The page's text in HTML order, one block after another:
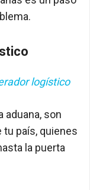
logístico
aduana, son
tu país, quienes
la puerta